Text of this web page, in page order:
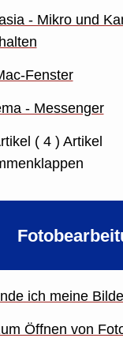
- Mikro und
Fenster
- Messenger
( 4 ) Artikel
ich meine
Öffnen von